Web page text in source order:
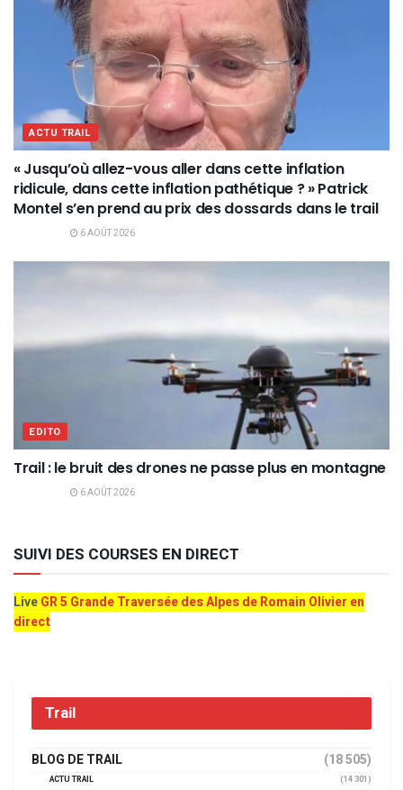
ACTU TRAIL
« Jusqu’où allez-vous aller dans cette inflation
ridicule, dans cette inflation pathétique ? » Patrick
Montel s’en prend au prix des dossards dans le trail
6 AOÛT 2026
EDITO
Trail : le bruit des drones ne passe plus en montagne
6 AOÛT 2026
SUIVI DES COURSES EN DIRECT
LiveGR 5 Grande Traversée des Alpes de Romain Olivier en
direct
Trail
BLOG DE TRAIL (18 505)
ACTU TRAIL
(14 301)